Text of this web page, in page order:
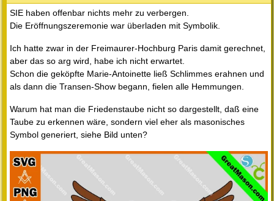
SIE haben offenbar nichts mehr zu verbergen.
Die Eröffnungszeremonie war überladen mit Symbolik.
Ich hatte zwar in der Freimaurer-Hochburg Paris damit gerechnet,
aber das so arg wird, habe ich nicht erwartet.
Schon die geköpfte Marie-Antoinette ließ Schlimmes erahnen und
als dann die Transen-Show begann, fielen alle Hemmungen.
Warum hat man die Friedenstaube nicht so dargestellt, daß eine
Taube zu erkennen wäre, sondern viel eher als masonisches
Symbol generiert, siehe Bild unten?